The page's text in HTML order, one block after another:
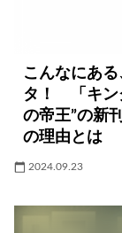
こんなにあ
タ！ 「キン
の帝王”の新
の理由とは
2024.09.23